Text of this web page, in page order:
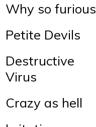
Why so furious
Petite Devils
Destructive
Virus
Crazy as hell